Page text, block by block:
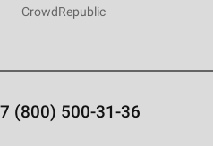
CrowdRepublic
(800) 500-31-36